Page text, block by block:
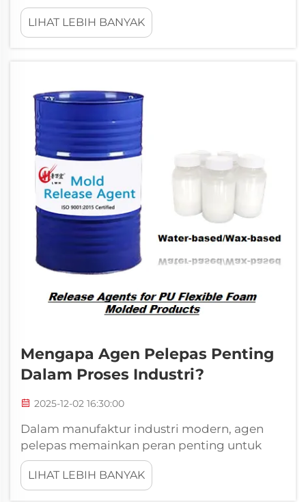
secara signifikan memengaruhi efisiensi
manufaktur, kualitas produk, dan biaya
produksi secara keseluruhan. Proses
untuk...
LIHAT LEBIH BANYAK
Mengapa Agen Pelepas Penting
Dalam Proses Industri?
2025-12-02 16:30:00
Dalam manufaktur industri modern, agen
pelepas memainkan peran penting untuk
memastikan kelancaran proses produksi dan
menjaga kualitas produk di berbagai
aplikasi. Formulasi kimia khusus ini berfungsi
LIHAT LEBIH BANYAK